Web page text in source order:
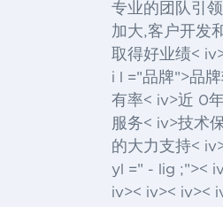
专业的团队引
加大,客户开发
取得好业绩<
i l ="品牌">品牌
有率< iv>近 0
服务< iv>技术
的大力支持<
yl =" - lig ;"><
iv>< iv>< iv><